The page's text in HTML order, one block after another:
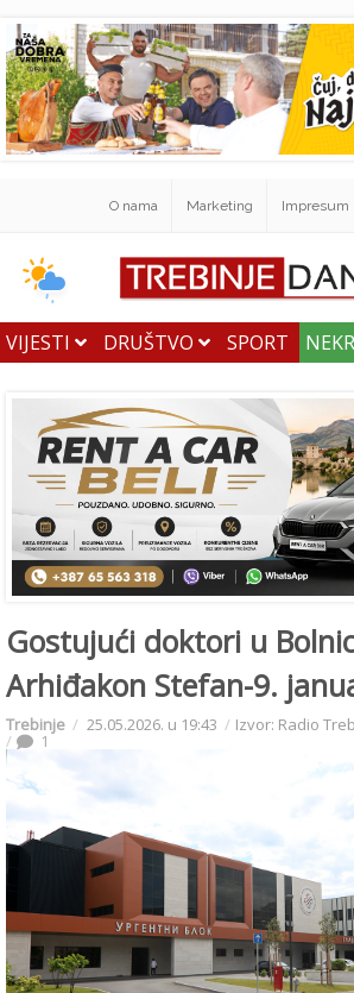
O nama Marketing Impresum
VIJESTI DRUŠTVO SPORT
Gostujući doktori u
Arhiđakon Stefan-9.
Trebinje 25.05.2026. u 19:43 Izvor: Radio
1